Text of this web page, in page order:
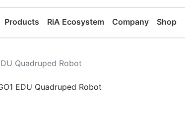
Products RiA Ecosystem Company Shop
Quadruped Robot